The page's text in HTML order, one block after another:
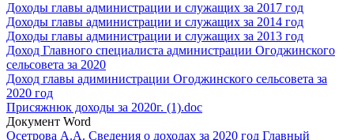
Доходы главы администрации и служащих за 2017 год
Доходы главы администрации и служащих за 2014 год
Доходы главы администрации и служащих за 2013 год
Доход Главного специалиста администрации Огоджинского
сельсовета за 2020
Доход главы адиминистрации Огоджинского сельсовета за
2020 год
Присяжнюк доходы за 2020г. (1).doc
Документ Word
Осетрова А.А. Сведения о доходах за 2020 год Главный